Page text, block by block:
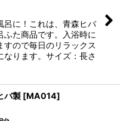
呂に！これは、青森ヒバ
ふた商品です。入浴時に
すので毎日のリラックス
なります。サイズ：長さ
バ製 [MA014]